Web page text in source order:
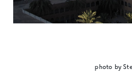
photo by